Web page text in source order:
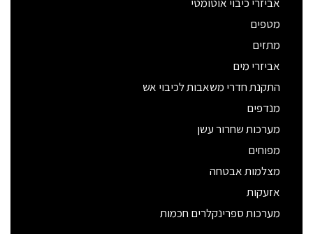
אביזרי כיבוי אוטומטי
מטפים
מתזים
אביזרי מים
התקנת חדרי משאבות לכיבוי אש
מנדפים
מערכות שחרור עשן
מפוחים
מצלמות אבטחה
אזעקות
מערכות ספרינקלרים חכמות